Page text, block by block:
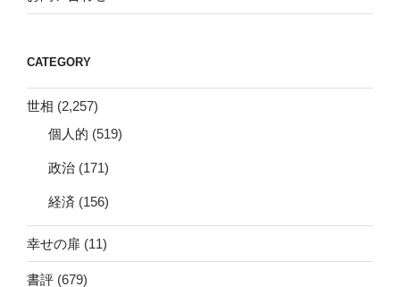
CATEGORY
世相 (2,257)
個人的 (519)
政治 (171)
経済 (156)
幸せの扉 (11)
書評 (679)